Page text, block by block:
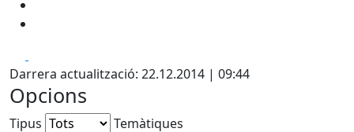
Darrera actualització: 22.12.2014 | 09:44
Opcions
Tipus
Temàtiques